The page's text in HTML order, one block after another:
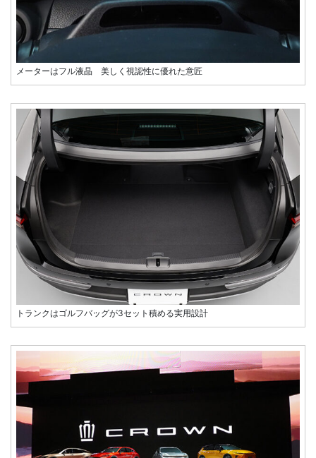
メーターはフル液晶 美しく視認性に優れた意匠
トランクはゴルフバッグが3セット積める実用設計